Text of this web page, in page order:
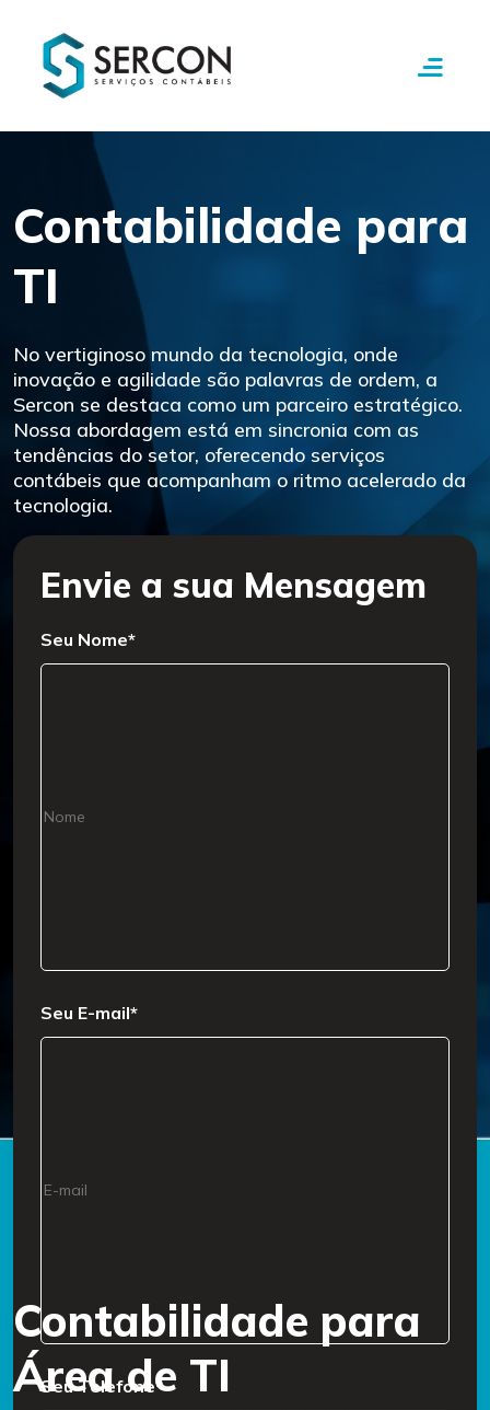
Contabilidade para
TI
No vertiginoso mundo da tecnologia, onde
inovação e agilidade são palavras de ordem, a
Sercon se destaca como um parceiro estratégico.
Nossa abordagem está em sincronia com as
tendências do setor, oferecendo serviços
contábeis que acompanham o ritmo acelerado da
tecnologia.
Envie a sua Mensagem
Seu Nome*
Seu E-mail*
Seu Telefone*
Contabilidade para
Área de TI